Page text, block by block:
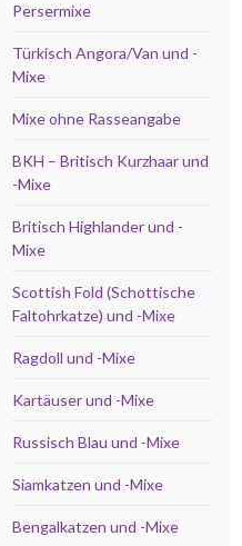
Persermixe
Türkisch Angora/Van und -
Mixe
Mixe ohne Rasseangabe
BKH – Britisch Kurzhaar und
-Mixe
Britisch Highlander und -
Mixe
Scottish Fold (Schottische
Faltohrkatze) und -Mixe
Ragdoll und -Mixe
Kartäuser und -Mixe
Russisch Blau und -Mixe
Siamkatzen und -Mixe
Bengalkatzen und -Mixe